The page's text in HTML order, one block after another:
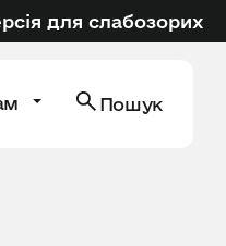
для слабозорих
Пошук